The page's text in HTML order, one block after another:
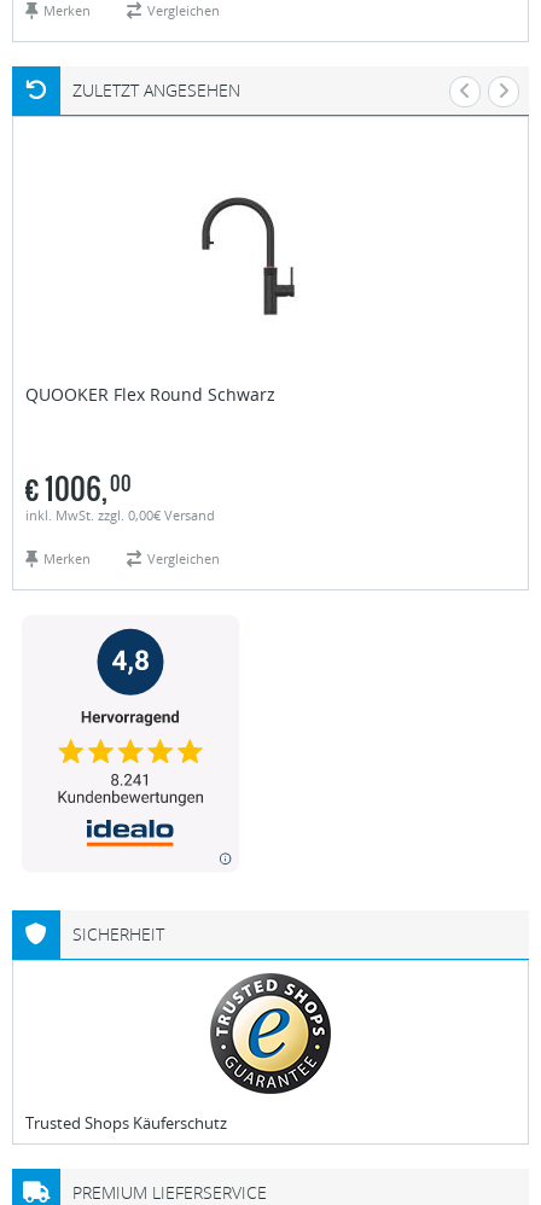
Merken Vergleichen
ZULETZT ANGESEHEN
QUOOKER Flex Round Schwarz
€1006,00
inkl. MwSt. zzgl. 0,00€ Versand
Merken Vergleichen
SICHERHEIT
Trusted Shops Käuferschutz
PREMIUM LIEFERSERVICE